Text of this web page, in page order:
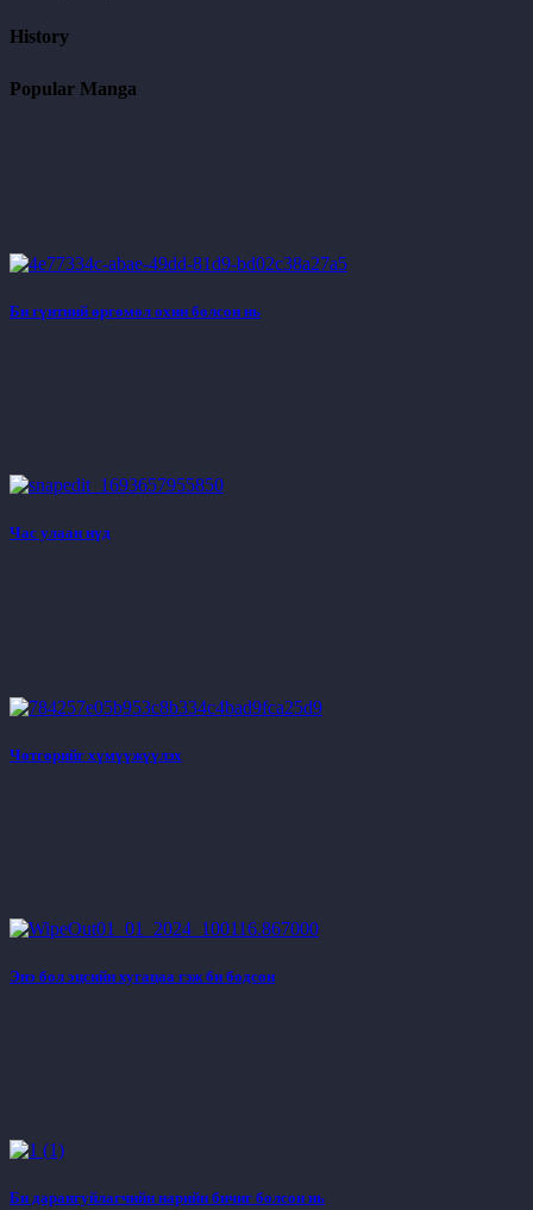
History
Popular Manga
Би гүнтний өргөмөл охин болсон нь
Час улаан нүд
Чөтгөрийг хүмүүжүүлэх
Энэ бол эцсийн хугацаа гэж би бодсон
Би дарангуйлагчийн нарийн бичиг болсон нь